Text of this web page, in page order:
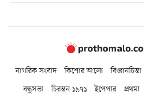
নাগরিক সংবাদ কিশোর আলো বিজ্ঞানচিন্তা
বন্ধুসভা
চিরন্তন ১৯৭১ ইপেপার প্রথমা